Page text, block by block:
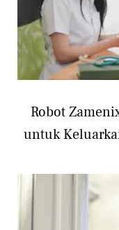
Robot
untuk